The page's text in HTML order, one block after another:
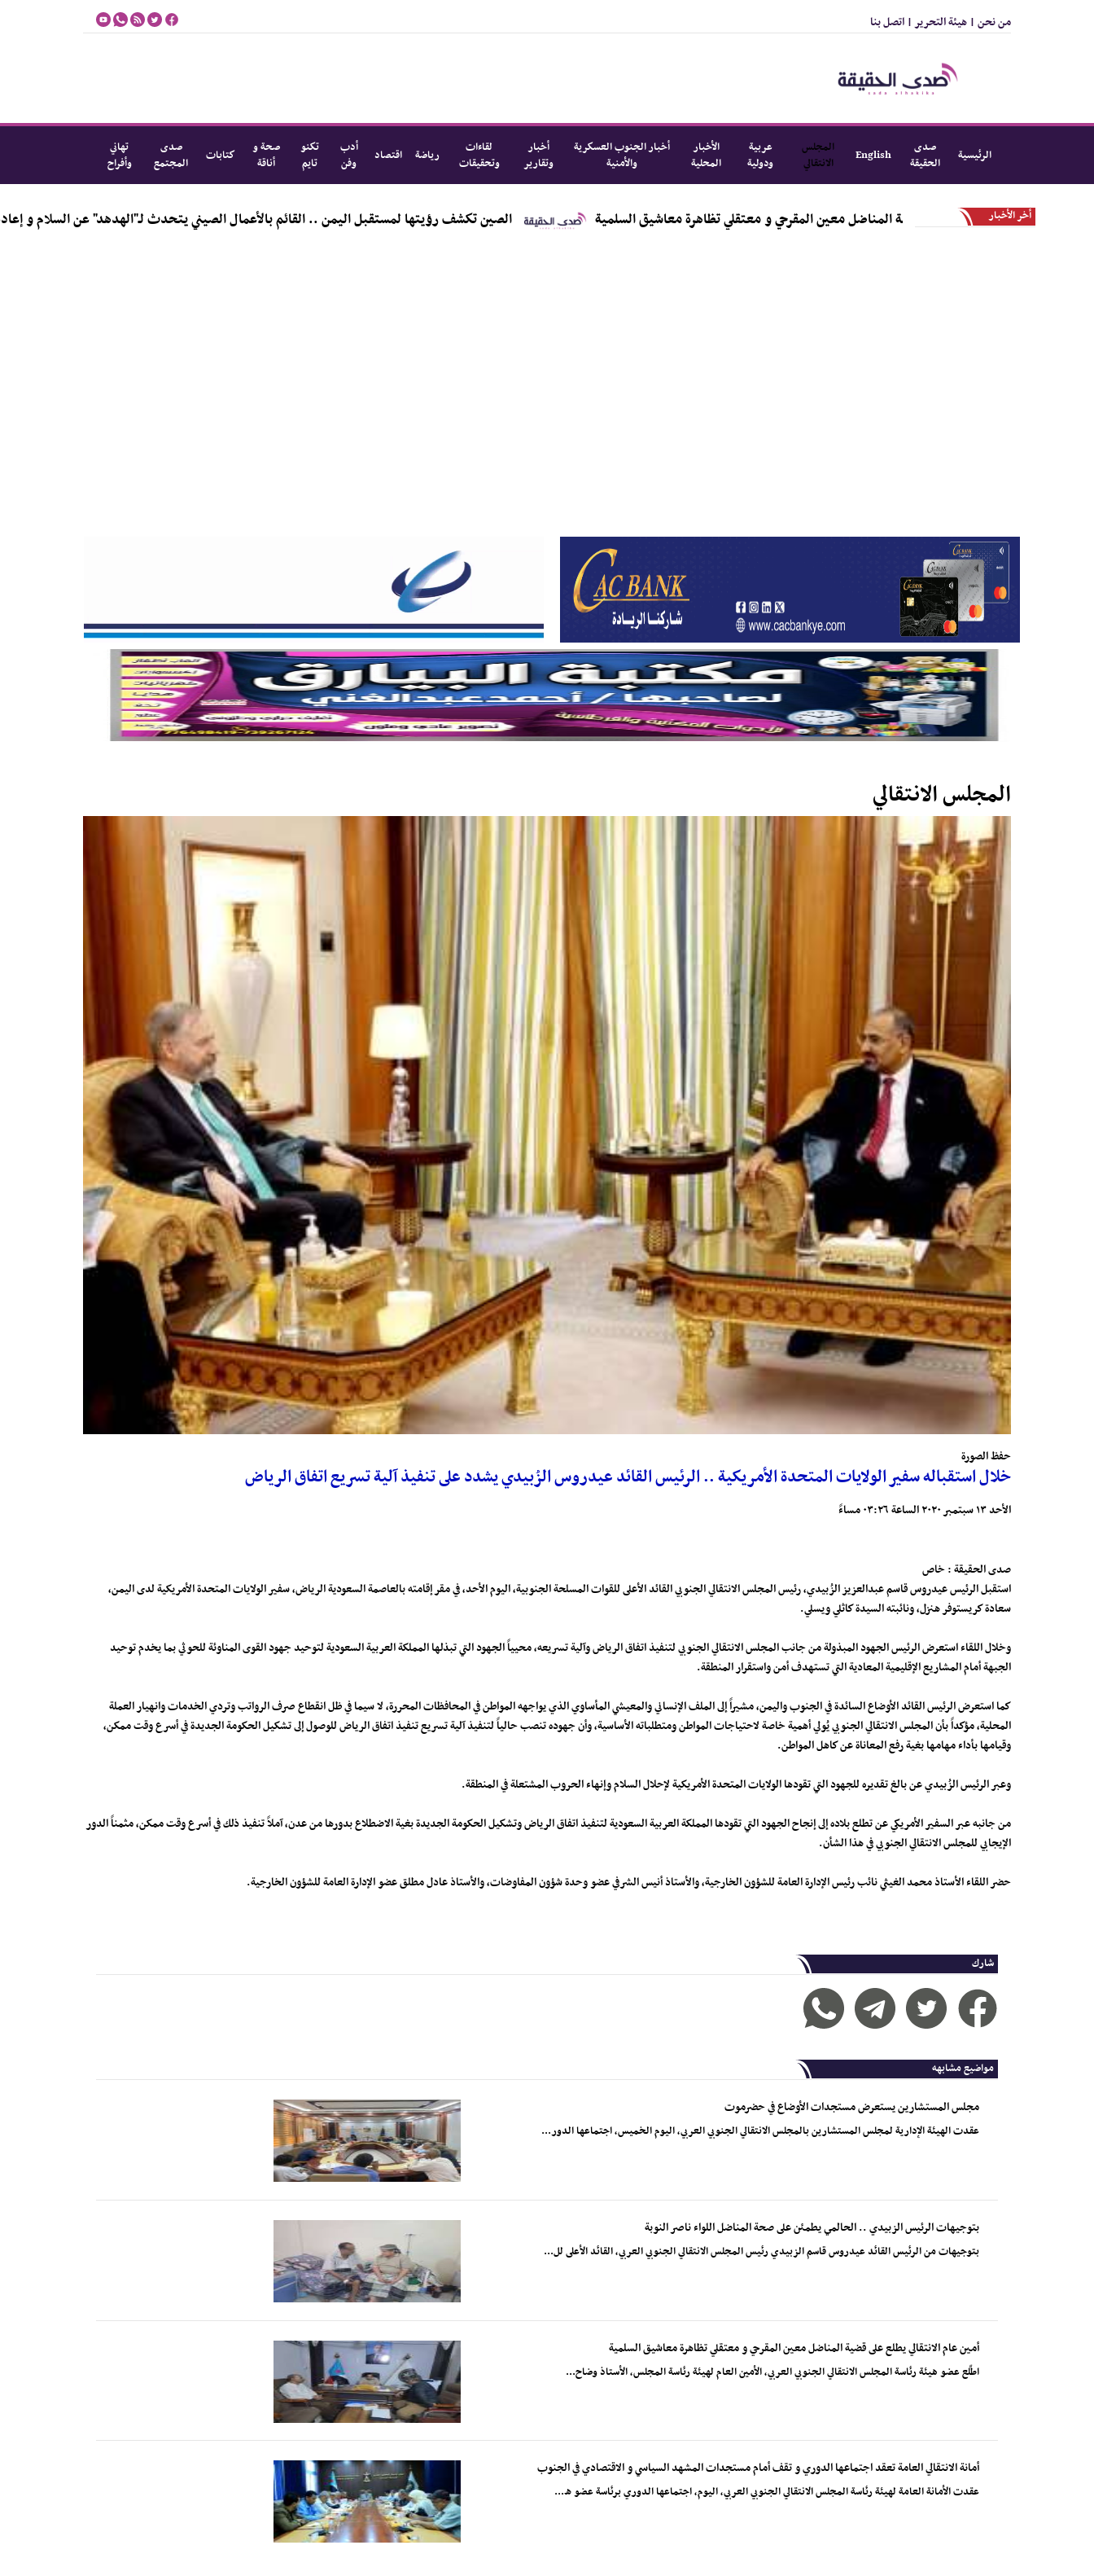
من نحن | هيئة التحرير | اتصل بنا
الرئيسية
صدى
الحقيقة
English
المجلس
الانتقالي
عربية
ودولية
الأخبار
المحلية
أخبار الجنوب العسكرية
والأمنية
أخبار
وتقارير
لقاءات
وتحقيقات
رياضة اقتصاد
أدب
وفن
تكنو
تايم
صحة و
أناقة
كتابات
صدى
المجتمع
تهاني
وأفراح
أخر الأخبار
يطلع على قضية المناضل معين المقرحي و معتقلي تظاهرة معاشيق السلمية الصين تكشف رؤيتها لمستقبل اليمن .. القائم بالأعمال الصيني يتحدث لـ"الهدهد" عن السلام و إعادة الإعمار و
المجلس الانتقالي
حفظ الصورة
خلال استقباله سفير الولايات المتحدة الأمريكية .. الرئيس القائد عيدروس الزُبيدي يشدد على تنفيذ آلية تسريع اتفاق الرياض
الأحد ١٣ سبتمبر ٢٠٢٠ الساعة ٠٣:٢٦ مساءً
صدى الحقيقة : خاص
استقبل الرئيس عيدروس قاسم عبدالعزيز الزُبيدي، رئيس المجلس الانتقالي الجنوبي القائد الأعلى للقوات المسلحة الجنوبية، اليوم الأحد، في مقر إقامته بالعاصمة السعودية الرياض، سفير الولايات المتحدة الأمريكية لدى اليمن،
سعادة كريستوفر هنزل، ونائبته السيدة كاثلي ويسلي.
وخلال اللقاء استعرض الرئيس الجهود المبذولة من جانب المجلس الانتقالي الجنوبي لتنفيذ اتفاق الرياض وآلية تسريعه، محيياً الجهود التي تبذلها المملكة العربية السعودية لتوحيد جهود القوى المناوئة للحوثي بما يخدم توحيد
الجبهة أمام المشاريع الإقليمية المعادية التي تستهدف أمن واستقرار المنطقة.
كما استعرض الرئيس القائد الأوضاع السائدة في الجنوب واليمن، مشيراً إلى الملف الإنساني والمعيشي المأساوي الذي يواجهه المواطن في المحافظات المحررة، لا سيما في ظل انقطاع صرف الرواتب وتردي الخدمات وانهيار العملة
المحلية، مؤكداً بأن المجلس الانتقالي الجنوبي يُولي أهمية خاصة لاحتياجات المواطن ومتطلباته الأساسية، وأن جهوده تنصب حالياً لتنفيذ آلية تسريع تنفيذ اتفاق الرياض للوصول إلى تشكيل الحكومة الجديدة في أسرع وقت ممكن،
وقيامها بأداء مهامها بغية رفع المعاناة عن كاهل المواطن.
وعبر الرئيس الزُبيدي عن بالغ تقديره للجهود التي تقودها الولايات المتحدة الأمريكية لإحلال السلام وإنهاء الحروب المشتعلة في المنطقة.
من جانبه عبر السفير الأمريكي عن تطلع بلاده إلى إنجاح الجهود التي تقودها المملكة العربية السعودية لتنفيذ اتفاق الرياض وتشكيل الحكومة الجديدة بغية الاضطلاع بدورها من عدن، آملاً تنفيذ ذلك في أسرع وقت ممكن، مثمناً الدور
الإيجابي للمجلس الانتقالي الجنوبي في هذا الشأن.
حضر اللقاء الأستاذ محمد الغيثي نائب رئيس الإدارة العامة للشؤون الخارجية، والأستاذ أنيس الشرفي عضو وحدة شؤون المفاوضات، والأستاذ عادل مطلق عضو الإدارة العامة للشؤون الخارجية.
شارك
مواضيع مشابهه
مجلس المستشارين يستعرض مستجدات الأوضاع في حضرموت
عقدت الهيئة الإدارية لمجلس المستشارين بالمجلس الانتقالي الجنوبي العربي، اليوم الخميس، اجتماعها الدور...
بتوجيهات الرئيس الزبيدي .. الحالمي يطمئن على صحة المناضل اللواء ناصر النوبة
بتوجيهات من الرئيس القائد عيدروس قاسم الزبيدي رئيس المجلس الانتقالي الجنوبي العربي، القائد الأعلى لل...
أمين عام الانتقالي يطلع على قضية المناضل معين المقرحي و معتقلي تظاهرة معاشيق السلمية
اطّلع عضو هيئة رئاسة المجلس الانتقالي الجنوبي العربي، الأمين العام لهيئة رئاسة المجلس، الأستاذ وضاح...
أمانة الانتقالي العامة تعقد اجتماعها الدوري و تقف أمام مستجدات المشهد السياسي و الاقتصادي في الجنوب
عقدت الأمانة العامة لهيئة رئاسة المجلس الانتقالي الجنوبي العربي، اليوم، اجتماعها الدوري برئاسة عضو ه...